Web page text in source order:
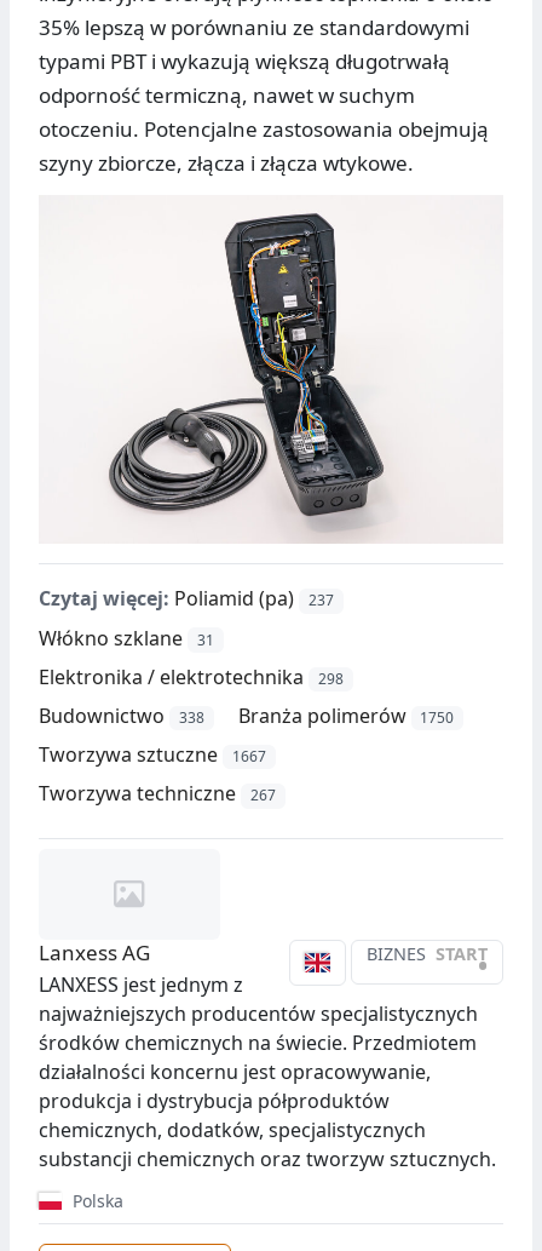
35% lepszą w porównaniu ze standardowymi
typami PBT i wykazują większą długotrwałą
odporność termiczną, nawet w suchym
otoczeniu. Potencjalne zastosowania obejmują
szyny zbiorcze, złącza i złącza wtykowe.
Czytaj więcej: Poliamid (pa) 237
Włókno szklane 31
Elektronika / elektrotechnika 298
Budownictwo 338 Branża polimerów 1750
Tworzywa sztuczne 1667
Tworzywa techniczne 267
BIZNES START
•
Lanxess AG
LANXESS jest jednym z
najważniejszych producentów specjalistycznych
środków chemicznych na świecie. Przedmiotem
działalności koncernu jest opracowywanie,
produkcja i dystrybucja półproduktów
chemicznych, dodatków, specjalistycznych
substancji chemicznych oraz tworzyw sztucznych.
Polska